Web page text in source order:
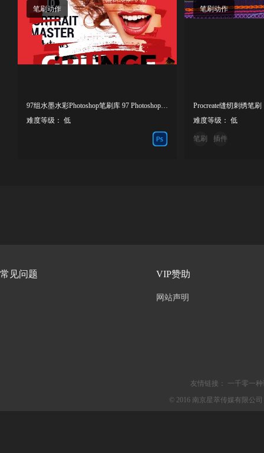
笔刷动作
难度等级： 低
笔刷动作
Procreate缝纫刺绣笔刷
难度等级： 低
笔刷 插件
常见问题 VIP赞助
网站声明
友情链接：
一千零一
© 2016 南京星萃传媒有限公司